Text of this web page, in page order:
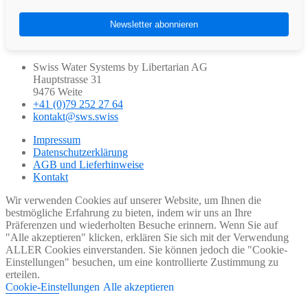
Swiss Water Systems by Libertarian AG
Hauptstrasse 31
9476 Weite
+41 (0)79 252 27 64
kontakt@sws.swiss
Impressum
Datenschutzerklärung
AGB und Lieferhinweise
Kontakt
Wir verwenden Cookies auf unserer Website, um Ihnen die
bestmögliche Erfahrung zu bieten, indem wir uns an Ihre
Präferenzen und wiederholten Besuche erinnern. Wenn Sie auf
"Alle akzeptieren" klicken, erklären Sie sich mit der Verwendung
ALLER Cookies einverstanden. Sie können jedoch die "Cookie-
Einstellungen" besuchen, um eine kontrollierte Zustimmung zu
erteilen.
Cookie-Einstellungen Alle akzeptieren